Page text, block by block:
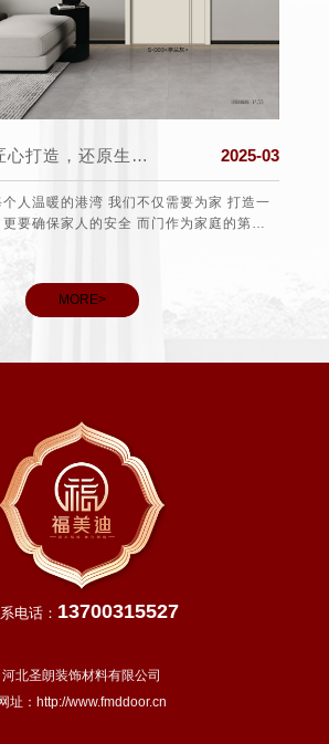
福美迪木门丨匠心打造，还原生活真实的本质 2025-03
人温暖的港湾 我们不仅需要为家 打造一
要确保家人的安全 而门作为家庭的第一
MORE>
电话： 13700315527
河北圣朗装饰材料有限公司
网址： http://www.fmddoor.cn